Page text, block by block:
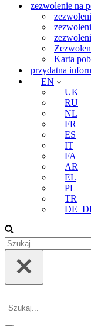
zezwolenie na
Karta
przydatna
EN
UK
RU
NL
FR
ES
IT
FA
AR
EL
PL
TR
Szukaj...
Szukaj...